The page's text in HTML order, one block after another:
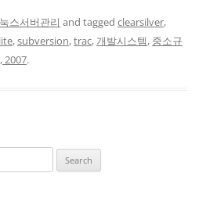
스서버관리 and tagged clearsilver,
,subversion,trac,개발시스템, 중소규
2007.